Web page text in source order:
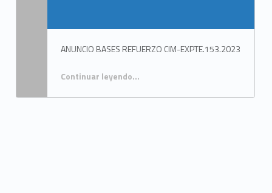
ANUNCIO BASES REFUERZO CIM-EXPTE.153.2023
Continuar leyendo…